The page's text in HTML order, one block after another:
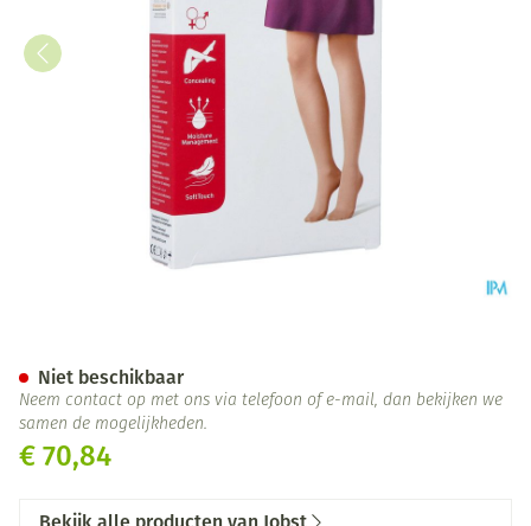
€ 70,84
Niet beschikbaar
Neem contact op met ons via telefoon of e-mail, dan bekijken we
samen de mogelijkheden.